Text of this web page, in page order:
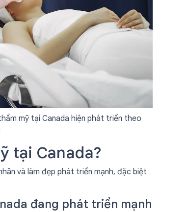
mỹ tại Canada hiện phát triển theo
tại Canada?
và làm đẹp phát triển mạnh, đặc biệt
đang phát triển mạnh